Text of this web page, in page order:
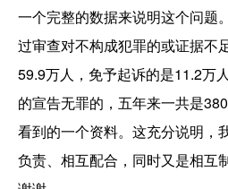
一个完整的数据来说明这个问题
过审查对不构成犯罪的或证据不
59.9万人，免予起诉的是11.2万
的宣告无罪的，五年来一共是
看到的一个资料。这充分说明，
负责、相互配合，同时又是相互